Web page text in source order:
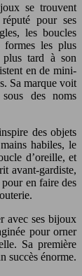
se trouvent
pour ses
les boucles
formes les plus
plus tard à son
en de mini-
Sa marque voit
des noms
des objets
habiles, le
d’oreille, et
avant-gardiste,
en faire des
avec ses bijoux
pour orner
Sa première
succès énorme.